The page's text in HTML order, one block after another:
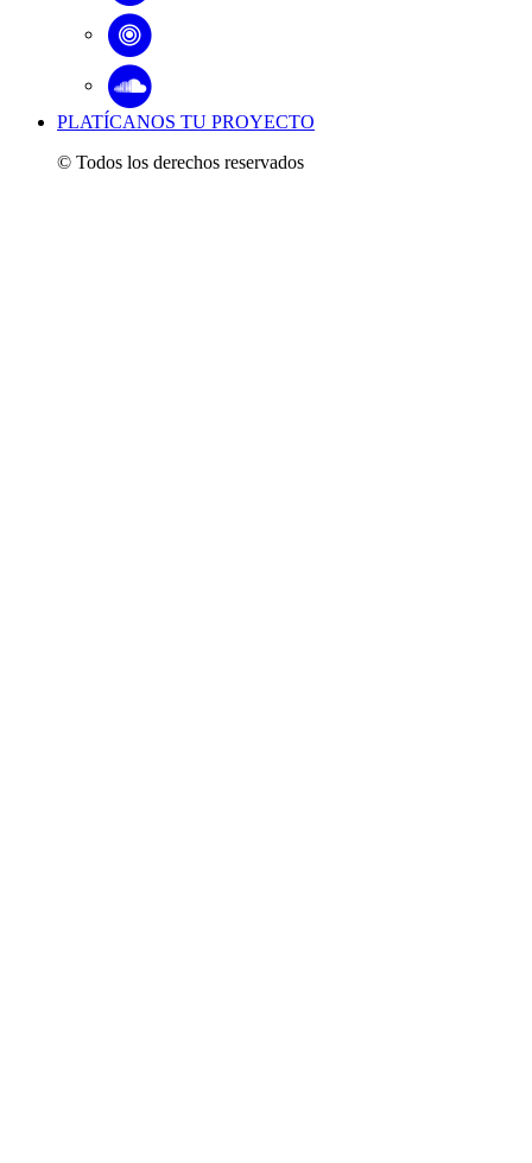
PLATÍCANOS TU PROYECTO
© Todos los derechos reservados